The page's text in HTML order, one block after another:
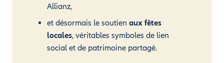
Allianz,
et désormais le soutien aux fêtes
locales, véritables symboles de lien
social et de patrimoine partagé.